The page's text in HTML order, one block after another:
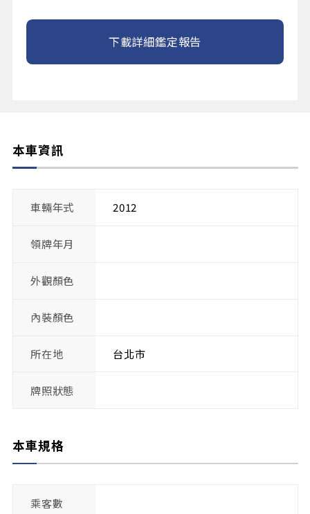
下載詳細鑑定報告
本車資訊
車輛年式 2012
領牌年月
外觀顏色
內裝顏色
所在地 台北市
牌照狀態
本車規格
乘客數